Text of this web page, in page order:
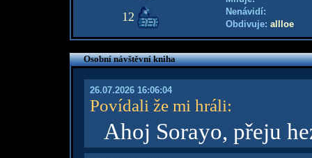
12
Nenávidí:
Obdivuje: allloe
Osobní návštěvní kniha
26.07.2026 16:06:04
Povídali že mi hráli:
Ahoj Sorayo, přeju